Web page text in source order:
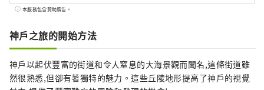
許多令人驚嘆的美景。 世界聞名的神戶品牌
肉之一，而清酒米“兵庫山田錦”則是讓您舌
頭驚喜的寶石。 有馬溫泉是著名的溫泉，城崎
溫泉曾出現在許多文學作品中。在大自然的包
圍下，您可以放鬆身心。 淡路島鳴門漩渦的雷
本服務包含贊助廣告。
神戶之旅的開始方法
神戶以起伏豐富的街道和令人窒息的大海景觀而聞名,這條街道雖
然很熟悉,但卻有著獨特的魅力。這些丘陵地形提高了神戶的視覺